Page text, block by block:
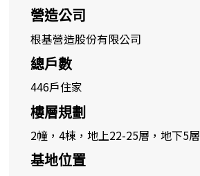
營造公司
根基營造股份有限公司
總戶數
446戶住家
樓層規劃
2幢，4棟，地上22-25層，地下5層
基地位置